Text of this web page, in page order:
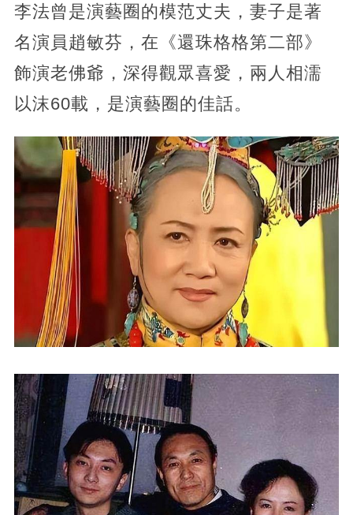
李法曾是演藝圈的模范丈夫，妻子是著
名演員趙敏芬，在《還珠格格第二部》
飾演老佛爺，深得觀眾喜愛，兩人相濡
以沫60載，是演藝圈的佳話。